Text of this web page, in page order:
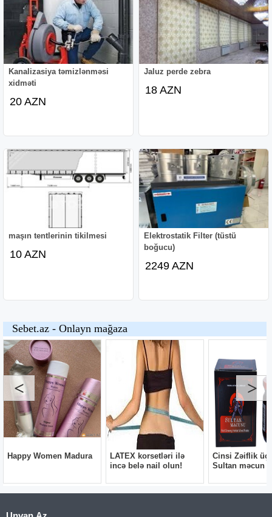
Kanalizasiya təmizlənməsi
xidməti
20 AZN
Jaluz perde zebra
18 AZN
maşın tentlerinin tikilmesi
10 AZN
Elektrostatik Filter (tüstü
boğucu)
2249 AZN